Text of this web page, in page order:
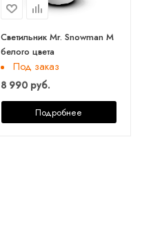
Светильник Mr. Snowman M
белого цвета
Под заказ
8 990 руб.
Подробнее